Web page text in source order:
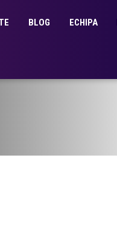
BLOG ECHIPA